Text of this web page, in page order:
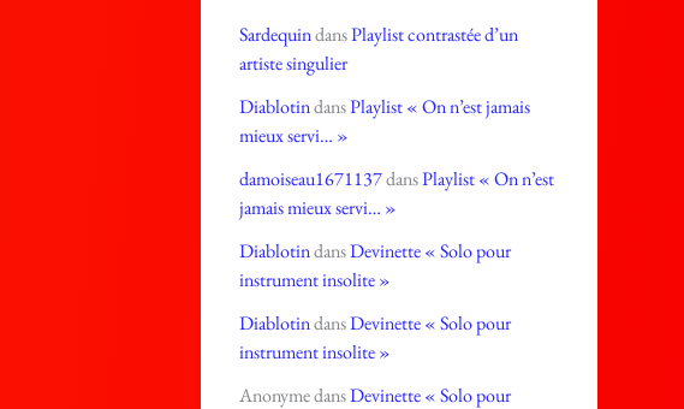
SardequindansPlaylist contrastée d’un
artiste singulier
DiablotindansPlaylist « On n’est jamais
mieux servi… »
damoiseau1671137dansPlaylist « On n’est
jamais mieux servi… »
DiablotindansDevinette « Solo pour
instrument insolite »
DiablotindansDevinette « Solo pour
instrument insolite »
AnonymedansDevinette « Solo pour